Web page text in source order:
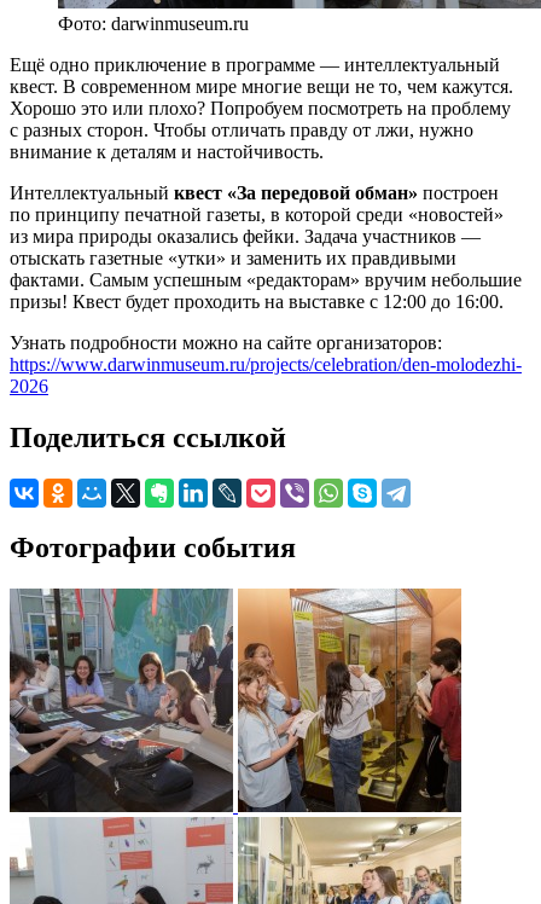
Фото: darwinmuseum.ru
Ещё одно приключение в программе — интеллектуальный
квест. В современном мире многие вещи не то, чем кажутся.
Хорошо это или плохо? Попробуем посмотреть на проблему
с разных сторон. Чтобы отличать правду от лжи, нужно
внимание к деталям и настойчивость.
Интеллектуальный квест «За передовой обман» построен
по принципу печатной газеты, в которой среди «новостей»
из мира природы оказались фейки. Задача участников —
отыскать газетные «утки» и заменить их правдивыми
фактами. Самым успешным «редакторам» вручим небольшие
призы! Квест будет проходить на выставке с 12:00 до 16:00.
Узнать подробности можно на сайте организаторов:
https://www.darwinmuseum.ru/projects/celebration/den-molodezhi-
2026
Поделиться ссылкой
Фотографии события